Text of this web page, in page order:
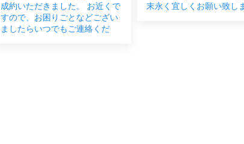
成約いただきました。 お近くで
すので、お困りごとなどござい
ましたらいつでもご連絡くだ
末永く宜しくお願い致し